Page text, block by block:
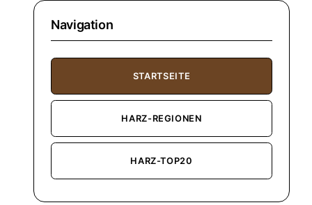
Navigation
STARTSEITE
HARZ-REGIONEN
HARZ-TOP20